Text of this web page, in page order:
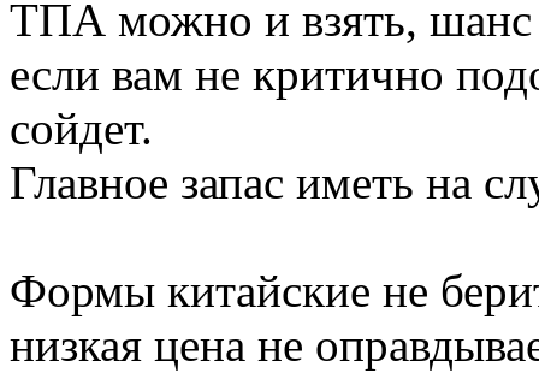
ТПА можно и взять, шанс
если вам не критично
сойдет.
Главное запас иметь на
Формы китайские не
низкая цена не